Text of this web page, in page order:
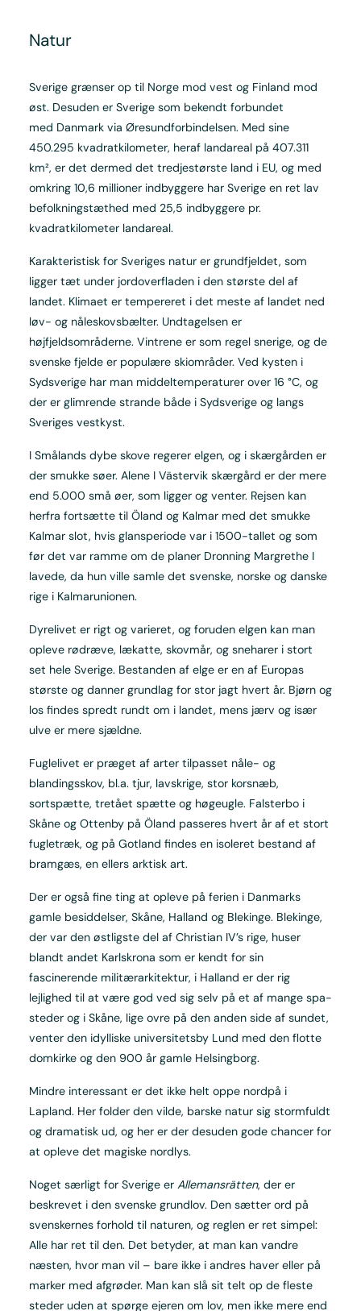
Natur
Sverige grænser op til Norge mod vest og Finland mod
øst. Desuden er Sverige som bekendt forbundet
med Danmark via Øresundforbindelsen. Med sine
450.295 kvadratkilometer, heraf landareal på 407.311
km², er det dermed det tredjestørste land i EU, og med
omkring 10,6 millioner indbyggere har Sverige en ret lav
befolkningstæthed med 25,5 indbyggere pr.
kvadratkilometer landareal.
Karakteristisk for Sveriges natur er grundfjeldet, som
ligger tæt under jordoverfladen i den største del af
landet. Klimaet er tempereret i det meste af landet ned
løv- og nåleskovsbælter. Undtagelsen er
højfjeldsområderne. Vintrene er som regel snerige, og de
svenske fjelde er populære skiområder. Ved kysten i
Sydsverige har man middeltemperaturer over 16 °C, og
der er glimrende strande både i Sydsverige og langs
Sveriges vestkyst.
I Smålands dybe skove regerer elgen, og i skærgården er
der smukke søer. Alene I Västervik skærgård er der mere
end 5.000 små øer, som ligger og venter. Rejsen kan
herfra fortsætte til Öland og Kalmar med det smukke
Kalmar slot, hvis glansperiode var i 1500-tallet og som
før det var ramme om de planer Dronning Margrethe I
lavede, da hun ville samle det svenske, norske og danske
rige i Kalmarunionen.
Dyrelivet er rigt og varieret, og foruden elgen kan man
opleve rødræve, lækatte, skovmår, og sneharer i stort
set hele Sverige. Bestanden af elge er en af Europas
største og danner grundlag for stor jagt hvert år. Bjørn og
los findes spredt rundt om i landet, mens jærv og især
ulve er mere sjældne.
Fuglelivet er præget af arter tilpasset nåle- og
blandingsskov, bl.a. tjur, lavskrige, stor korsnæb,
sortspætte, tretået spætte og høgeugle. Falsterbo i
Skåne og Ottenby på Öland passeres hvert år af et stort
fugletræk, og på Gotland findes en isoleret bestand af
bramgæs, en ellers arktisk art.
Der er også fine ting at opleve på ferien i Danmarks
gamle besiddelser, Skåne, Halland og Blekinge. Blekinge,
der var den østligste del af Christian IV’s rige, huser
blandt andet Karlskrona som er kendt for sin
fascinerende militærarkitektur, i Halland er der rig
lejlighed til at være god ved sig selv på et af mange spa-
steder og i Skåne, lige ovre på den anden side af sundet,
venter den idylliske universitetsby Lund med den flotte
domkirke og den 900 år gamle Helsingborg.
Mindre interessant er det ikke helt oppe nordpå i
Lapland. Her folder den vilde, barske natur sig stormfuldt
og dramatisk ud, og her er der desuden gode chancer for
at opleve det magiske nordlys.
Noget særligt for Sverige er Allemansrätten, der er
beskrevet i den svenske grundlov. Den sætter ord på
svenskernes forhold til naturen, og reglen er ret simpel:
Alle har ret til den. Det betyder, at man kan vandre
næsten, hvor man vil – bare ikke i andres haver eller på
marker med afgrøder. Man kan slå sit telt op de fleste
steder uden at spørge ejeren om lov, men ikke mere end